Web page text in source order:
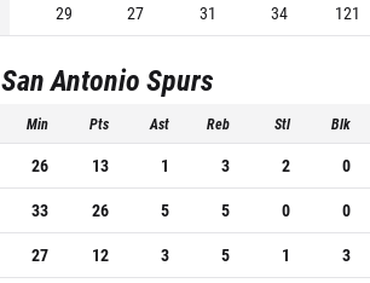
29 27 31 34 121
San Antonio Spurs
Min Pts Ast Reb Stl Blk
26 13 1 3 2
0
33 26 5 5 0
0
27 12 3 5 1
3